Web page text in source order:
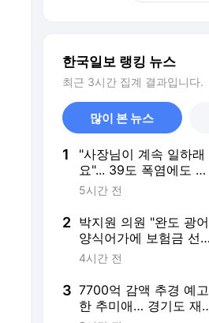
한국일보 랭킹 뉴스
최근 3시간 집계 결과입니다.
많이 본 뉴스
1
"사장님이 계속 일하래
요"... 39도 폭염에도 멈
출 수 없는 이주노동자
5시간 전
2 박지원 의원 "완도 광어
양식어가에 보험금 선
지급과 할증 면제 마련"
4시간 전
3 7700억 감액 추경 예고
한 추미애… 경기도 재